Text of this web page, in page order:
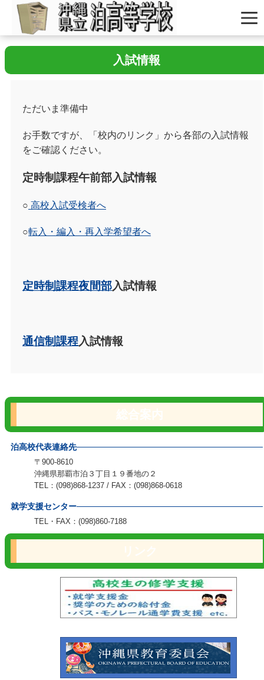
入試情報
ただいま準備中
お手数ですが、「校内のリンク」から各部の入試情報
をご確認ください。
定時制課程午前部入試情報
○ 高校入試受検者へ
○転入・編入・再入学希望者へ
定時制課程夜間部入試情報
通信制課程入試情報
泊高校代表連絡先
〒900-8610
沖縄県那覇市泊３丁目１９番地の２
TEL：(098)868-1237 / FAX：(098)868-0618
就学支援センター
TEL・FAX：(098)860-7188